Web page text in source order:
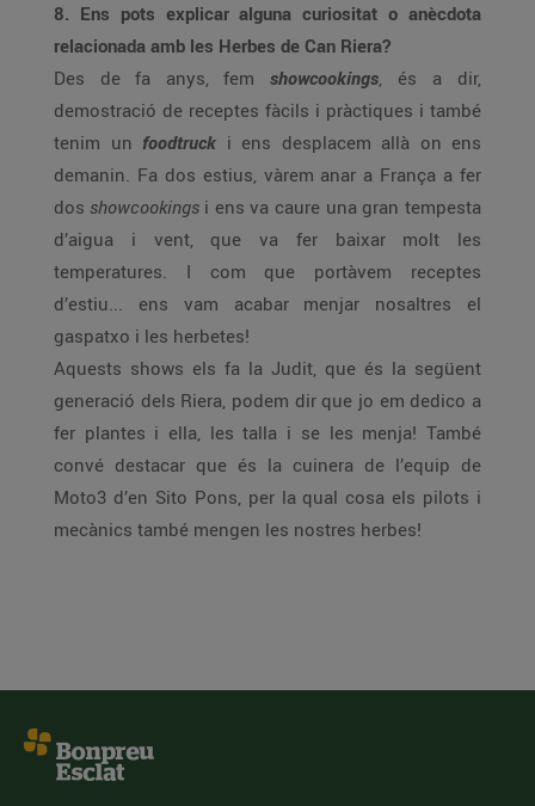
8. Ens pots explicar alguna curiositat o anècdota
relacionada amb les Herbes de Can Riera?
Des de fa anys, fem showcookings, és a dir,
demostració de receptes fàcils i pràctiques i també
tenim un foodtruck i ens desplacem allà on ens
demanin. Fa dos estius, vàrem anar a França a fer
dos showcookings i ens va caure una gran tempesta
d’aigua i vent, que va fer baixar molt les
temperatures. I com que portàvem receptes
d’estiu... ens vam acabar menjar nosaltres el
gaspatxo i les herbetes!
Aquests shows els fa la Judit, que és la següent
generació dels Riera, podem dir que jo em dedico a
fer plantes i ella, les talla i se les menja! També
convé destacar que és la cuinera de l’equip de
Moto3 d’en Sito Pons, per la qual cosa els pilots i
mecànics també mengen les nostres herbes!